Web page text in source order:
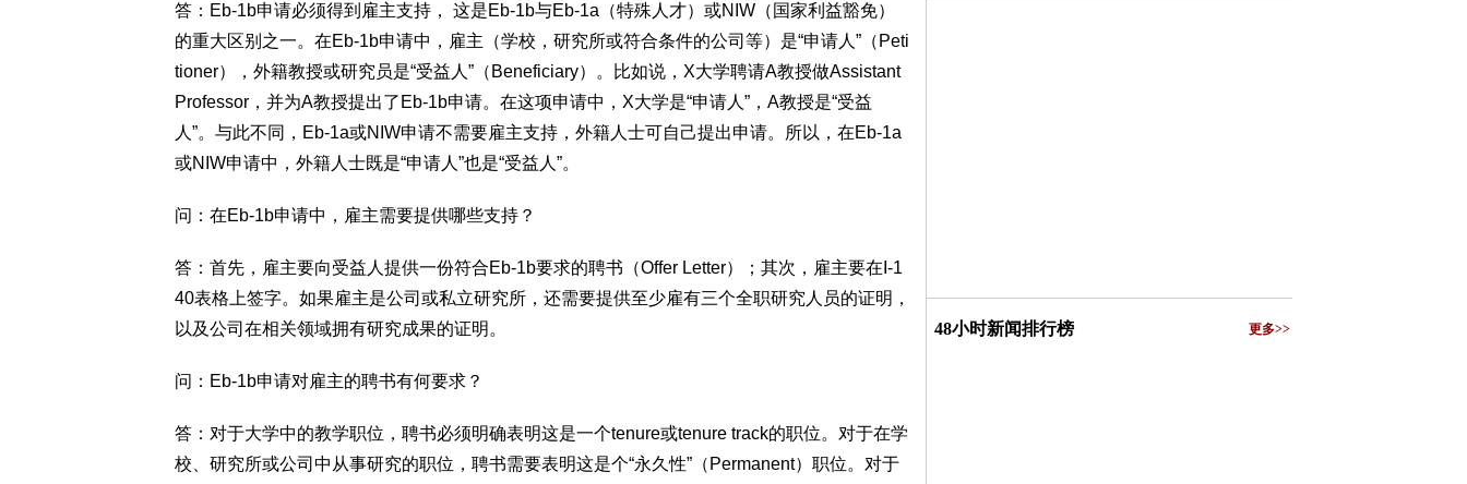
答：Eb-1b申请必须得到雇主支持， 这是Eb-1b与Eb-1a（特殊人才）或NIW（国家利益豁免）
的重大区别之一。在Eb-1b申请中，雇主（学校，研究所或符合条件的公司等）是“申请人”（Peti
tioner），外籍教授或研究员是“受益人”（Beneficiary）。比如说，X大学聘请A教授做Assistant
Professor，并为A教授提出了Eb-1b申请。在这项申请中，X大学是“申请人”，A教授是“受益
人”。与此不同，Eb-1a或NIW申请不需要雇主支持，外籍人士可自己提出申请。所以，在Eb-1a
或NIW申请中，外籍人士既是“申请人”也是“受益人”。
问：在Eb-1b申请中，雇主需要提供哪些支持？
答：首先，雇主要向受益人提供一份符合Eb-1b要求的聘书（Offer Letter）；其次，雇主要在I-1
40表格上签字。如果雇主是公司或私立研究所，还需要提供至少雇有三个全职研究人员的证明，
以及公司在相关领域拥有研究成果的证明。
问：Eb-1b申请对雇主的聘书有何要求？
答：对于大学中的教学职位，聘书必须明确表明这是一个tenure或tenure track的职位。对于在学
校、研究所或公司中从事研究的职位，聘书需要表明这是个“永久性”（Permanent）职位。对于
48小时新闻排行榜 更多>>